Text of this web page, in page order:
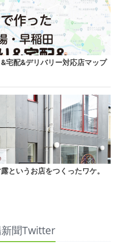
配&デリバリー対応店マップ
というお店をつくったワケ。
聞Twitter